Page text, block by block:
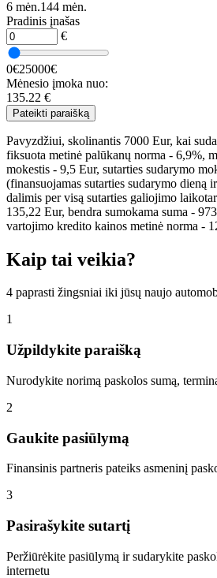
6 mėn.144 mėn.
Pradinis įnašas
€
0€25000€
Mėnesio įmoka nuo:
135.22 €
Pateikti paraišką
Pavyzdžiui, skolinantis 7000 Eur, kai
fiksuota metinė palūkanų norma - 6,9%,
mokestis - 9,5 Eur, sutarties sudarymo
(finansuojamas sutarties sudarymo dieną
dalimis per visą sutarties galiojimo
135,22 Eur, bendra sumokama suma -
vartojimo kredito kainos metinė norma -
Kaip tai veikia?
4 paprasti žingsniai iki jūsų naujo
1
Užpildykite paraišką
Nurodykite norimą paskolos sumą,
2
Gaukite pasiūlymą
Finansinis partneris pateiks asmeninį
3
Pasirašykite sutartį
Peržiūrėkite pasiūlymą ir sudarykite
internetu